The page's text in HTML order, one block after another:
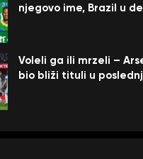
njegovo ime, Brazil u
Voleli ga ili mrzeli –
bio bliži tituli u